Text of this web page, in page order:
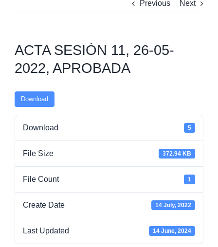
Previous Next
ACTA SESIÓN 11, 26-05-
2022, APROBADA
Download
Download 5
File Size 372.94 KB
File Count 1
Create Date 14 July, 2022
Last Updated 14 June, 2024